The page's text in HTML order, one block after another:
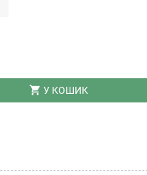
shopping_cart У КОШИК